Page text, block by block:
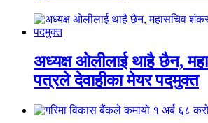
अध्यक्ष ओलीलाई थाहै छैन,
पत्रले देवाहीका मेयर पदमुक्त